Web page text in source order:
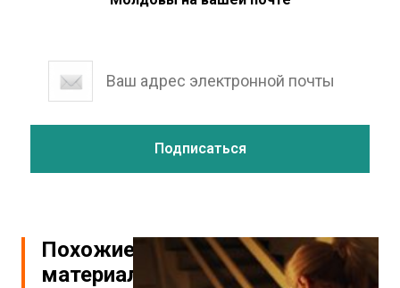
Похожие
материалы